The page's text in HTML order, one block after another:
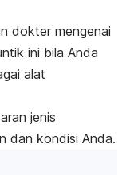
dokter mengenai
ini bila Anda
alat
jenis
dan kondisi Anda.